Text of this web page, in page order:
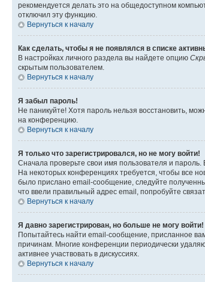
рекомендуется делать это на общедоступном
отключил эту функцию.
Вернуться к началу
Как сделать, чтобы я не появлялся в списке
В настройках личного раздела вы найдете опцию
скрытым пользователем.
Вернуться к началу
Я забыл пароль!
Не паникуйте! Хотя пароль нельзя восстановить,
на конференцию.
Вернуться к началу
Я только что зарегистрировался, но не могу войти!
Сначала проверьте свои имя пользователя и
На некоторых конференциях требуется, чтобы все
было прислано email-сообщение, следуйте
что ввели правильный адрес email, попробуйте
Вернуться к началу
Я давно зарегистрирован, но больше не могу войти!
Попытайтесь найти email-сообщение, присланное
причинам. Многие конференции периодически
активнее участвовать в дискуссиях.
Вернуться к началу